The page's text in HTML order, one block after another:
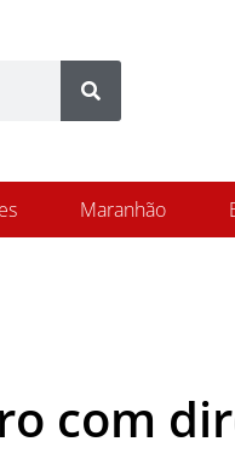
Search
Maranhão
com